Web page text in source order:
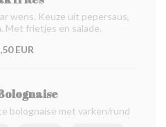
wens. Keuze uit pepersaus,
Met frietjes en salade.
EUR
bolognaise met varken/rund